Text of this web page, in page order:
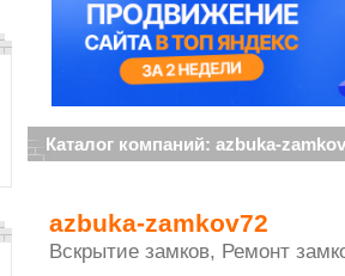
Каталог компаний: azbuka-
azbuka-zamkov72
Вскрытие замков, Ремонт